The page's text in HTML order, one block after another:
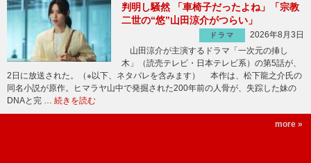
判明し騒然 「車椅子だったよね」「宗教
二世の“悠”山田涼介がつらい」
ドラマ
2026年8月3日
山田涼介が主演するドラマ「一次元の挿し
木」（読売テレビ・日本テレビ系）の第5話が、
2日に放送された。（※以下、ネタバレを含みます） 本作は、松下龍之介氏の
同名小説が原作。ヒマラヤ山中で発掘された200年前の人骨が、失踪した妹の
DNAと完 … 続きを読む
more »